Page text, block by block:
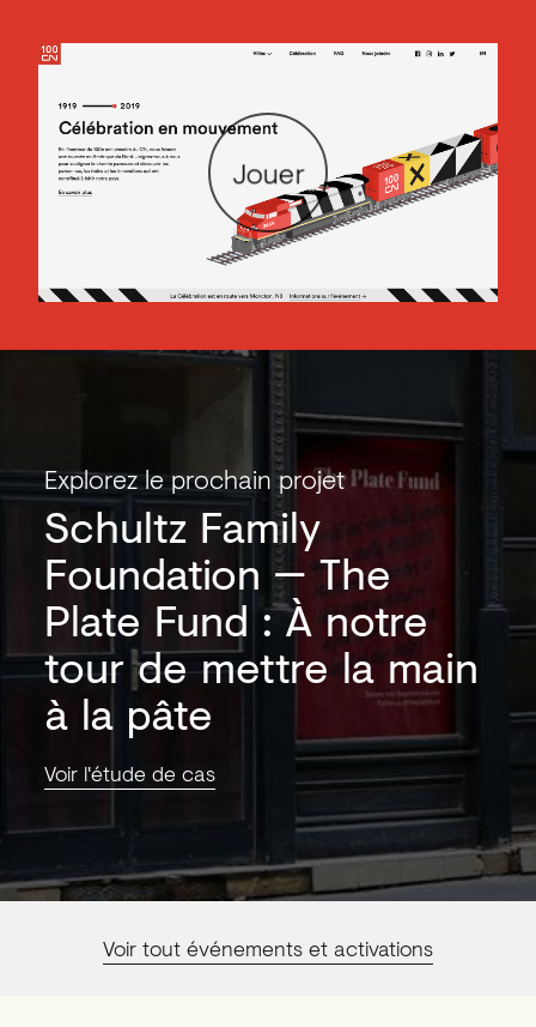
Jouer
Explorez le prochain projet
Schultz Family
Foundation The
Plate Fund : À notre
tour de mettre la main
à la pâte
Voir l'étude de cas
Voir tout événements et activations